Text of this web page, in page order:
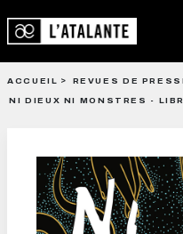
ACCUEIL
REVUES DE
NI DIEUX NI MONSTRES -